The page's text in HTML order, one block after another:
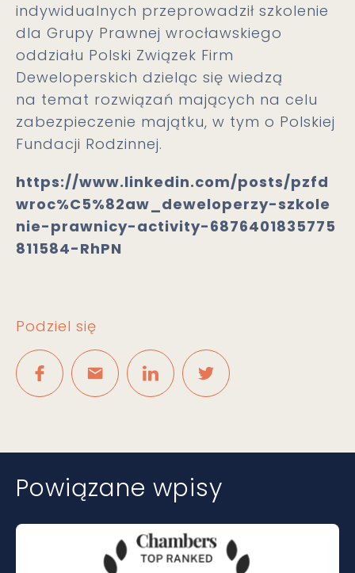
indywidualnych przeprowadził szkolenie
dla Grupy Prawnej wrocławskiego
oddziału Polski Związek Firm
Deweloperskich dzieląc się wiedzą
na temat rozwiązań mających na celu
zabezpieczenie majątku, w tym o Polskiej
Fundacji Rodzinnej.
https://www.linkedin.com/posts/pzfd
wroc%C5%82aw_deweloperzy-szkole
nie-prawnicy-activity-6876401835775
811584-RhPN
Podziel się
Powiązane wpisy